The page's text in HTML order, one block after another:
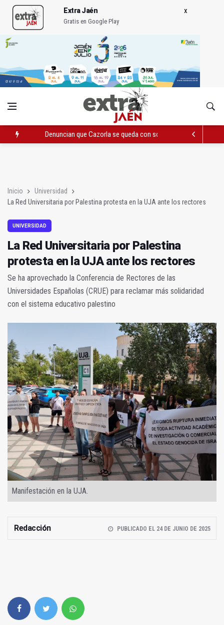
Extra Jaén
Gratis en Google Play
Denuncian que Cazorla se queda con solo dos bomberos por
Inicio
Universidad
La Red Universitaria por Palestina protesta en la UJA ante los rectores
UNIVERSIDAD
La Red Universitaria por Palestina
protesta en la UJA ante los rectores
Se ha aprovechado la Conferencia de Rectores de las
Universidades Españolas (CRUE) para reclamar más solidaridad
con el sistema educativo palestino
Manifestación en la UJA.
Redacción PUBLICADO EL 24 DE JUNIO DE 2025